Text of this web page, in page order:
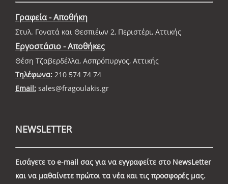
Γραφεία - Αποθήκη
Στυλ. Γονατά και Θεσπιέων 2, Περιστέρι, Αττικής
Εργοστάσιο - Αποθήκες
Θέση Τζαβερδέλλα, Ασπρόπυργος, Αττικής
Τηλέφωνα: 210 574 74 74
Email: sales@fragoulakis.gr
NEWSLETTER
Εισάγετε το e-mail σας για να εγγραφείτε στο NewsLetter
και να μαθαίνετε πρώτοι τα νέα και τις προσφορές μας.